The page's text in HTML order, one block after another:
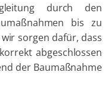
durch den
bis zu
sorgen dafür, dass
abgeschlossen
der Baumaßnahme